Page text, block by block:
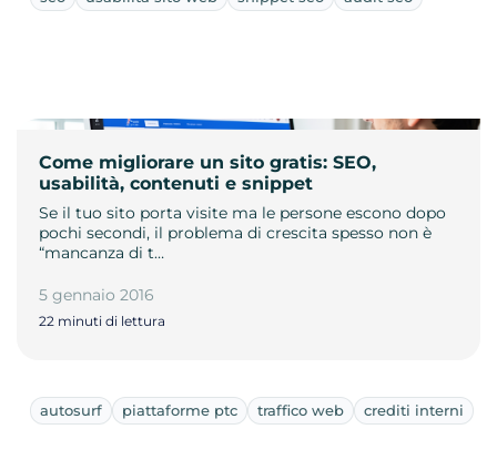
Come migliorare un sito gratis: SEO,
usabilità, contenuti e snippet
Se il tuo sito porta visite ma le persone escono dopo
pochi secondi, il problema di crescita spesso non è
“mancanza di t…
5 gennaio 2016
22 minuti di lettura
autosurf piattaforme ptc traffico web crediti interni